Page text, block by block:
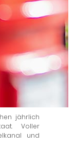
jährlich
Voller
und